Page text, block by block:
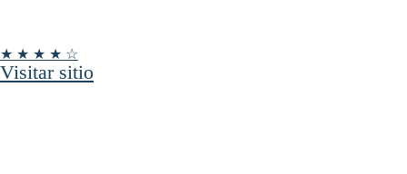
★ ★ ★ ★ ☆
Visitar sitio